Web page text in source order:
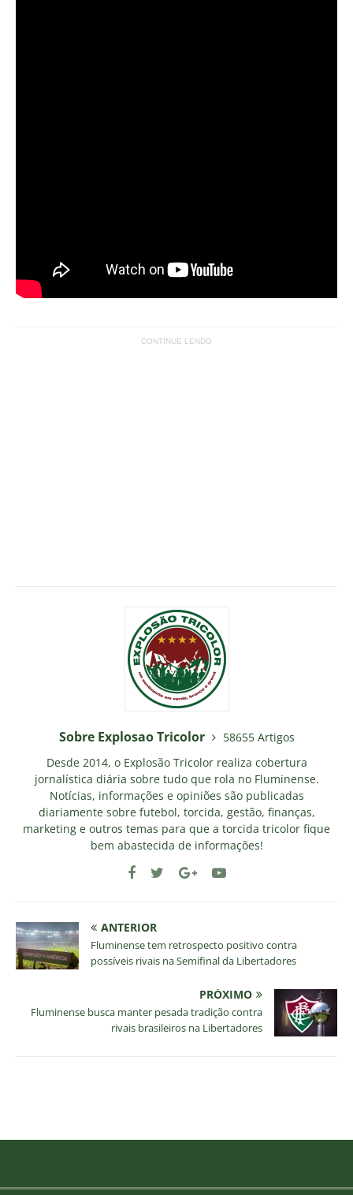
CONTINUE LENDO
Sobre Explosao Tricolor
58655 Artigos
Desde 2014, o Explosão Tricolor realiza cobertura
jornalística diária sobre tudo que rola no Fluminense.
Notícias, informações e opiniões são publicadas
diariamente sobre futebol, torcida, gestão, finanças,
marketing e outros temas para que a torcida tricolor fique
bem abastecida de informações!
ANTERIOR
Fluminense tem retrospecto positivo contra
possíveis rivais na Semifinal da Libertadores
PRÓXIMO
Fluminense busca manter pesada tradição contra
rivais brasileiros na Libertadores